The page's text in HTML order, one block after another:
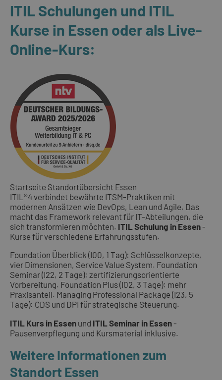
ITIL Schulungen und ITIL
Kurse in Essen oder als Live-
Online-Kurs:
Startseite Standortübersicht Essen
ITIL®4 verbindet bewährte ITSM-Praktiken mit
modernen Ansätzen wie DevOps, Lean und Agile. Das
macht das Framework relevant für IT-Abteilungen, die
sich transformieren möchten. ITIL Schulung in Essen-
Kurse für verschiedene Erfahrungsstufen.
Foundation Überblick (I00, 1 Tag): Schlüsselkonzepte,
vier Dimensionen, Service Value System. Foundation
Seminar (I22, 2 Tage): zertifizierungsorientierte
Vorbereitung. Foundation Plus (I02, 3 Tage): mehr
Praxisanteil. Managing Professional Package (I23, 5
Tage): CDS und DPI für strategische Steuerung.
ITIL Kurs in Essen und ITIL Seminar in Essen-
Pausenverpflegung und Kursmaterial inklusive.
Weitere Informationen zum
Standort Essen